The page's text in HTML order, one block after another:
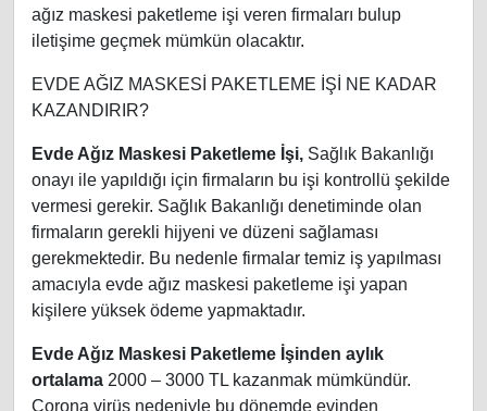
ağız maskesi paketleme işi veren firmaları bulup
iletişime geçmek mümkün olacaktır.
EVDE AĞIZ MASKESİ PAKETLEME İŞİ NE KADAR
KAZANDIRIR?
Evde Ağız Maskesi Paketleme İşi, Sağlık Bakanlığı
onayı ile yapıldığı için firmaların bu işi kontrollü şekilde
vermesi gerekir. Sağlık Bakanlığı denetiminde olan
firmaların gerekli hijyeni ve düzeni sağlaması
gerekmektedir. Bu nedenle firmalar temiz iş yapılması
amacıyla evde ağız maskesi paketleme işi yapan
kişilere yüksek ödeme yapmaktadır.
Evde Ağız Maskesi Paketleme İşinden aylık
ortalama 2000 – 3000 TL kazanmak mümkündür.
Corona virüs nedeniyle bu dönemde evinden